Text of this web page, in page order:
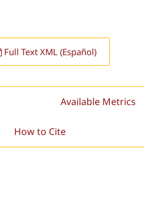
Full Text XML (Español)
Available Metrics
How to Cite